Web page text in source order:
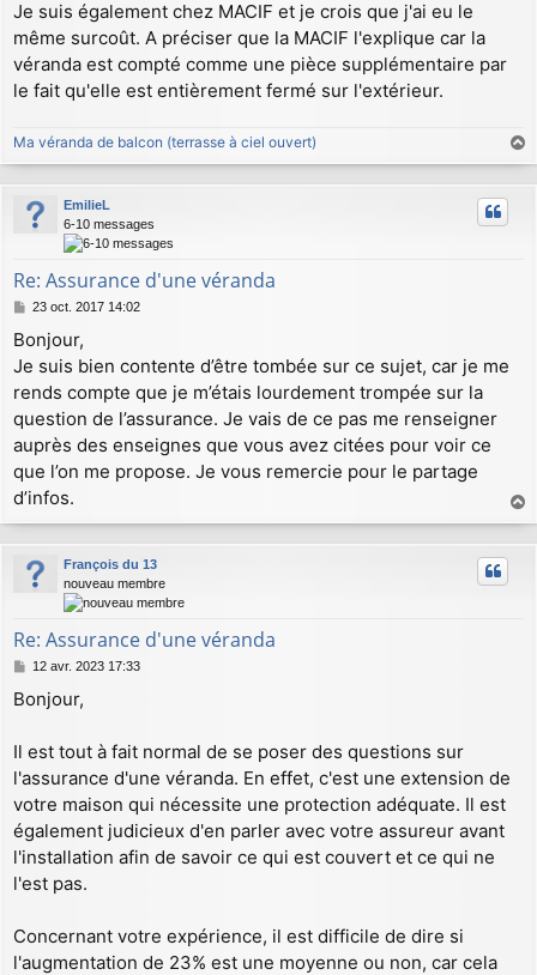
s
s
a
g
e
Je suis également chez MACIF et je crois que j'ai eu le
même surcoût. A préciser que la MACIF l'explique car la
véranda est compté comme une pièce supplémentaire par
le fait qu'elle est entièrement fermé sur l'extérieur.
Ma véranda de balcon (terrasse à ciel ouvert)
a
u
EmilieL
6-10 messages
Re: Assurance d'une véranda
M
s
s
g
e
23 oct. 2017 14:02
Bonjour,
Je suis bien contente d’être tombée sur ce sujet, car je me
rends compte que je m’étais lourdement trompée sur la
question de l’assurance. Je vais de ce pas me renseigner
auprès des enseignes que vous avez citées pour voir ce
que l’on me propose. Je vous remercie pour le partage
d’infos.
a
u
François du 13
nouveau membre
Re: Assurance d'une véranda
M
s
g
e
12 avr. 2023 17:33
Bonjour,
Il est tout à fait normal de se poser des questions sur
l'assurance d'une véranda. En effet, c'est une extension de
votre maison qui nécessite une protection adéquate. Il est
également judicieux d'en parler avec votre assureur avant
l'installation afin de savoir ce qui est couvert et ce qui ne
l'est pas.
Concernant votre expérience, il est difficile de dire si
l'augmentation de 23% est une moyenne ou non, car cela